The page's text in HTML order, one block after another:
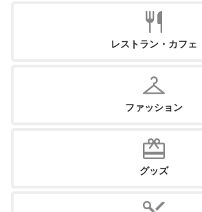
レストラン・カフェ
ファッション
グッズ